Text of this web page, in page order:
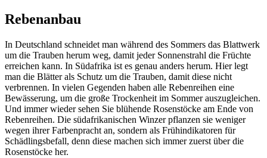
Rebenanbau
In Deutschland schneidet man während des Sommers das Blattwerk
um die Trauben herum weg, damit jeder Sonnenstrahl die Früchte
erreichen kann. In Südafrika ist es genau anders herum. Hier legt
man die Blätter als Schutz um die Trauben, damit diese nicht
verbrennen. In vielen Gegenden haben alle Rebenreihen eine
Bewässerung, um die große Trockenheit im Sommer auszugleichen.
Und immer wieder sehen Sie blühende Rosenstöcke am Ende von
Rebenreihen. Die südafrikanischen Winzer pflanzen sie weniger
wegen ihrer Farbenpracht an, sondern als Frühindikatoren für
Schädlingsbefall, denn diese machen sich immer zuerst über die
Rosenstöcke her.